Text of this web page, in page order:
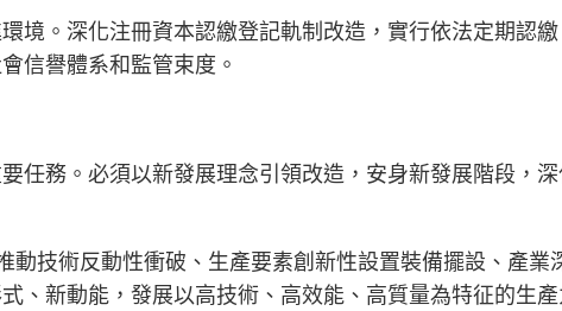
境。深化注冊資本認繳登記軌制改造，實行依法定期認
信譽體系和監管束度。
任務。必須以新發展理念引領改造，安身新發展階段，
動技術反動性衝破、生產要素創新性設置裝備擺設、產
、新動能，發展以高技術、高效能、高質量為特征的生